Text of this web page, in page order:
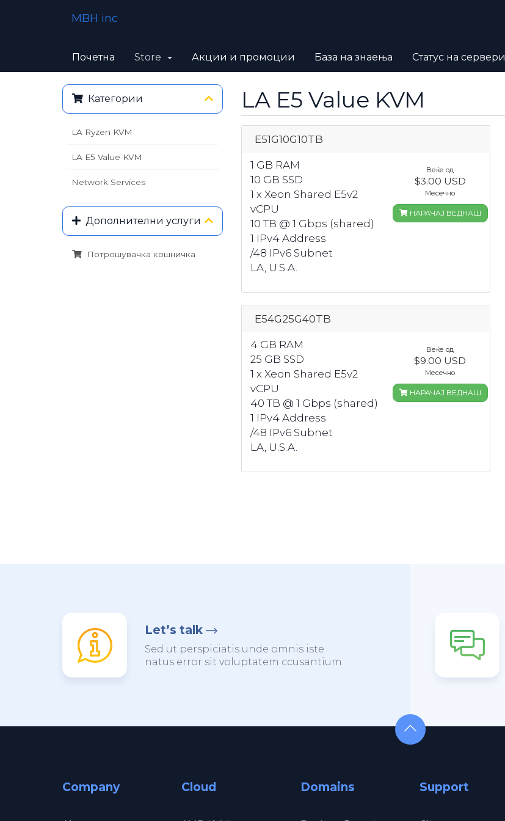
MBH inc
Почетна Store Акции и промоции База на знаења Статус на сервери
Категории
LA Ryzen KVM
LA E5 Value KVM
Network Services
Дополнителни услуги
Потрошувачка кошничка
LA E5 Value KVM
E51G10G10TB
1 GB RAM
10 GB SSD
1 x Xeon Shared E5v2
vCPU
10 TB @ 1 Gbps (shared)
1 IPv4 Address
/48 IPv6 Subnet
LA, U.S.A.
Веќе од
$3.00 USD
Месечно
НАРАЧАЈ ВЕДНАШ
E54G25G40TB
4 GB RAM
25 GB SSD
1 x Xeon Shared E5v2
vCPU
40 TB @ 1 Gbps (shared)
1 IPv4 Address
/48 IPv6 Subnet
LA, U.S.A.
Веќе од
$9.00 USD
Месечно
НАРАЧАЈ ВЕДНАШ
Let’s talk
Sed ut perspiciatis unde omnis iste
natus error sit voluptatem ccusantium.
Company Cloud Domains Support